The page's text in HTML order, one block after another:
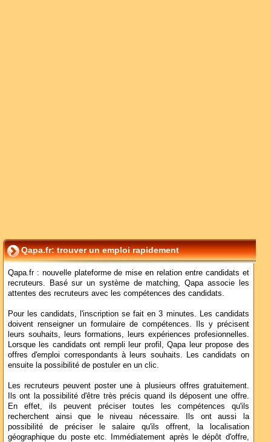
Qapa.fr: trouver un emploi rapidement
Qapa.fr : nouvelle plateforme de mise en relation entre candidats et
recruteurs. Basé sur un système de matching, Qapa associe les
attentes des recruteurs avec les compétences des candidats.
Pour les candidats, l'inscription se fait en 3 minutes. Les candidats
doivent renseigner un formulaire de compétences. Ils y précisent
leurs souhaits, leurs formations, leurs expériences profesionnelles.
Lorsque les candidats ont rempli leur profil, Qapa leur propose des
offres d'emploi correspondants à leurs souhaits. Les candidats on
ensuite la possibilité de postuler en un clic.
Les recruteurs peuvent poster une à plusieurs offres gratuitement.
Ils ont la possibilité d'être très précis quand ils déposent une offre.
En effet, ils peuvent préciser toutes les compétences qu'ils
recherchent ainsi que le niveau nécessaire. Ils ont aussi la
possibilité de préciser le salaire qu'ils offrent, la localisation
géographique du poste etc. Immédiatement après le dépôt d'offre,